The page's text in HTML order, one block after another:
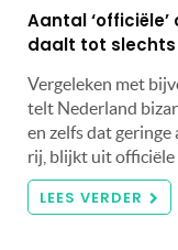
Aantal
daalt tot slechts
Vergeleken met
telt Nederland
en zelfs dat
rij, blijkt uit officiële
LEES VERDER